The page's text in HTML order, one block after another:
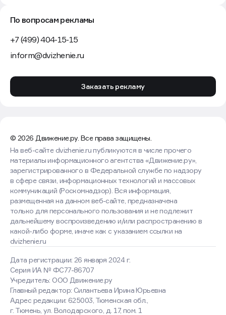
По вопросам рекламы
+7 (499) 404-15-15
inform@dvizhenie.ru
Заказать рекламу
© 2026 Движение.ру. Все права защищены.
Дата регистрации: 26 января 2024 г.
Серия ИА № ФС77-86707
Учредитель: ООО Движение.ру
Главный редактор: Силантьева Ирина Юрьевна
Адрес редакции: 625003, Тюменская обл.,
г. Тюмень, ул. Володарского, д. 17, пом. 1
На веб-сайте dvizhenie.ru публикуются в числе прочего
материалы информационного агентства «Движение.ру»,
зарегистрированного в Федеральной службе по надзору
в сфере связи, информационных технологий и массовых
коммуникаций (Роскомнадзор). Вся информация,
размещенная на данном веб-сайте, предназначена
только для персонального пользования и не подлежит
дальнейшему воспроизведению и/или распространению в
какой-либо форме, иначе как с указанием ссылки на
dvizhenie.ru